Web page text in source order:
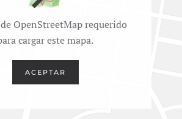
OpenStreetMap requerido
cargar este mapa.
ACEPTAR